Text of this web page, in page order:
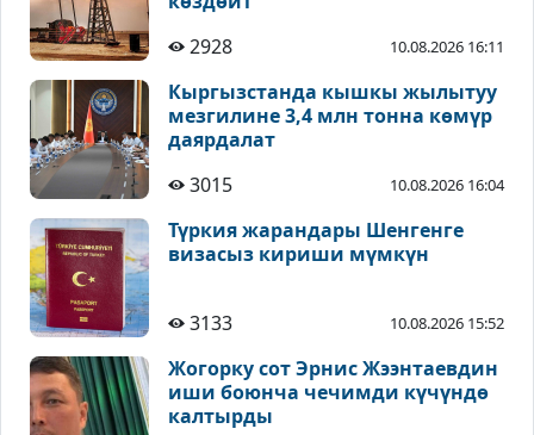
2928
10.08.2026 16:11
Кыргызстанда кышкы жылытуу
мезгилине 3,4 млн тонна көмүр
даярдалат
3015
10.08.2026 16:04
Түркия жарандары Шенгенге
визасыз кириши мүмкүн
3133 10.08.2026 15:52
Жогорку сот Эрнис Жээнтаевдин
иши боюнча чечимди күчүндө
калтырды